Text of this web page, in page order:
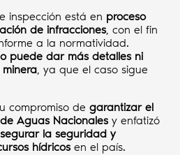
inspección está en proceso
de infracciones, con el fin
a la normatividad.
puede dar más detalles ni
, ya que el caso sigue
compromiso de garantizar el
Aguas Nacionalesy enfatizó
la seguridad y
hídricosen el país.